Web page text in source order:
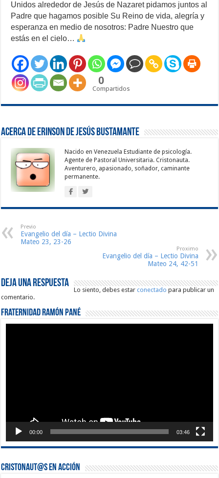
Unidos alrededor de Jesús de Nazaret pidamos juntos al
Padre que hagamos posible Su Reino de vida, alegría y
esperanza en medio de nosotros: Padre Nuestro que
estás en el cielo…
0
Compartidos
Acerca de Erinson de Jesús Bustamante
Nacido en Venezuela Estudiante de psicología.
Agente de Pastoral Universitaria. Cristonauta.
Aventurero, apasionado, soñador, caminante
permanente.
Previo
Evangelio del día – Lectio Divina
Mateo 23, 23-26
Proximo
Evangelio del día – Lectio Divina
Mateo 24, 42-51
Deja una respuesta
Lo siento, debes estarconectado para publicar un
comentario.
Fraternidad Ramón Pané
00:00 03:46
Cristonaut@s en Acción